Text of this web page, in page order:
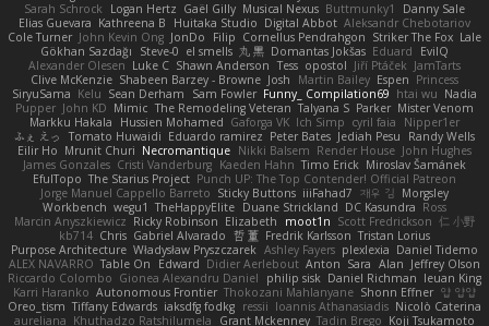
Sarah Schrock
Logan Hertz Gaël Gilly Musical Nexus Buttmunky1
Danny Sale
Elias Guevara Kathreena B Huitaka Studio Digital Abbot Aleksandr Chebotariov
Cole Turner John Kevin Ong JonDo Filip Cornellus Pendrahgon Striker The Fox Lale
Gökhan Sazdağı
Steve-0 el smells 丸 黒 Domantas Jokšas Eduard
EvilQ
Alexander Olesen Luke C Shawn Anderson Tess opostol Jiří Ptáček JamTarts
Clive McKenzie Shabeen Barzey - Browne Josh Martin Bailey Espen Princess
SiryuSama Kelu Sean Derham Sam Fowler Funny_ Compilation69 htai wu Nadia
Pupper John KD Mimic The Remodeling Veteran Talyana S Parker Mister Venom
Markku Hakala
Hussien Mohamed Gaforga VK Ich Simp cyril faia
Nipper1er
ふぇ えっ
Tomato Huwaidi Eduardo ramirez Peter Bates Jediah Pesu
Randy Wells
Eilir Ho Mrunit Churi Necromantique Nikki Balsem Render House John Hughes
James Gonzales Cristi Vanderburg Kaeden Hahn Timo Erick Miroslav Šamánek
EfulTopo The Starius Project Punch UP: The Top Contender! Official Patreon
Jorge Manuel Cappello Barreto Sticky Buttons iiiFahad7 재우 김
Morgsley
Workbench wegu1 TheHappyElite Duane Strickland DC Kasundra Ross
Marcin Anyszkiewicz Ricky Robinson Elizabeth moot1n Scott Fredrickson 仁 小野
kb714 Chris Gabriel Alvarado 哲 董 Fredrik Karlsson Tristan Lorius
Purpose Architecture Władysław Pryszczarek Ashley Fayers plexlexia Daniel Tidemo
ALEX NAVARRO Table On Edward Didier Aerlebout Anton Sara Alan Jeffrey Olson
Riccardo Colombo Gionea Alexandru Daniel philip sisk Daniel Richman Ieuan King
Karri Haranko Autonomous Frontier Thokozani Mahlanyane Shonn Effner 얍 얍얍
Oreo_tism Tiffany Edwards iaksdfg fodkg ressii Ioannis Athanasiadis Nicolò Caterina
aureliana Khuthadzo Ratshilumela Grant Mckenney Tadin Brego Koji Tsukamoto